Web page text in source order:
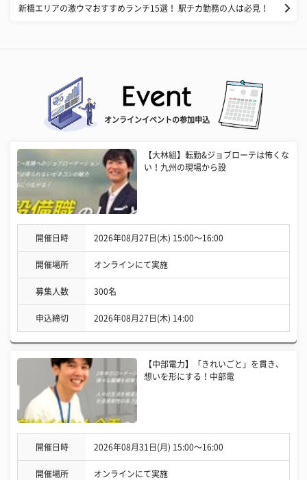
新橋エリアの激ウマおすすめランチ15選！ 駅チカ勤務の人は必見！
オンラインイベントの参加申込
【大林組】転勤&ジョブローテは怖くな
い！九州の現場から設
開催日時 2026年08月27日(木) 15:00〜16:00
開催場所 オンラインにて実施
募集人数 300名
申込締切 2026年08月27日(木) 14:00
【中部電力】「きれいごと」を貫き、
想いを形にする！中部電
開催日時 2026年08月31日(月) 15:00〜16:00
開催場所 オンラインにて実施